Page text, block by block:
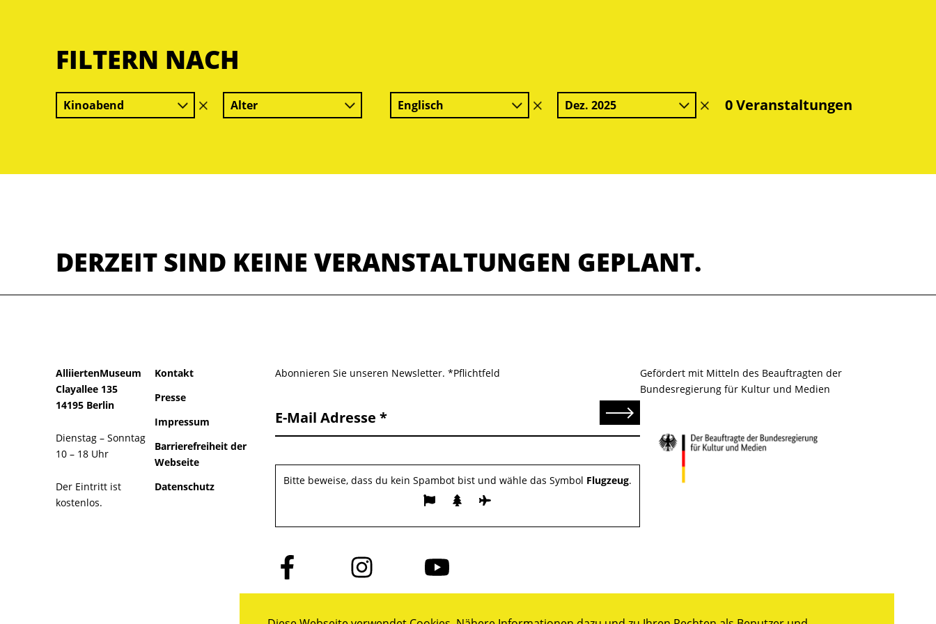
FILTERN NACH
Kinoabend
Filter
löschen
Alter Englisch
Filter
löschen
Dez. 2025
Filter0 Veranstaltungen
DERZEIT SIND KEINE VERANSTALTUNGEN GEPLANT.
AlliiertenMuseum
Clayallee 135
14195 Berlin
Dienstag – Sonntag
10 – 18 Uhr
Der Eintritt ist
kostenlos.
Kontakt
Presse
Impressum
Barrierefreiheit der
Webseite
Datenschutz
Abonnieren Sie unseren Newsletter. *Pflichtfeld
E-Mail Adresse Senden
Bitte beweise, dass du kein Spambot bist und wähle das Symbol Flugzeug.
Folge
uns
auf
Folge
uns
auf
Folge
uns
auf
Gefördert mit Mitteln des Beauftragten der
Bundesregierung für Kultur und Medien